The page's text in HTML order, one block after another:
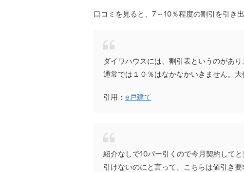
口コミを見ると、7～10％程度の割引を引き
ダイワハウスには、割引表というのがあり
通常では１０％はなかなかいきません。大
引用： e戸建て
紹介なしで10パー引くので今月契約して
引けないのにと言って、こちらは値引き要